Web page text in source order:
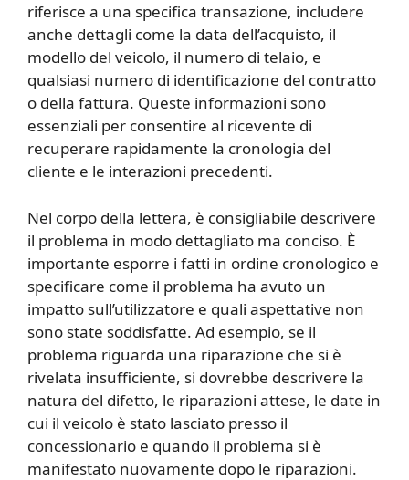
riferisce a una specifica transazione, includere
anche dettagli come la data dell’acquisto, il
modello del veicolo, il numero di telaio, e
qualsiasi numero di identificazione del contratto
o della fattura. Queste informazioni sono
essenziali per consentire al ricevente di
recuperare rapidamente la cronologia del
cliente e le interazioni precedenti.
Nel corpo della lettera, è consigliabile descrivere
il problema in modo dettagliato ma conciso. È
importante esporre i fatti in ordine cronologico e
specificare come il problema ha avuto un
impatto sull’utilizzatore e quali aspettative non
sono state soddisfatte. Ad esempio, se il
problema riguarda una riparazione che si è
rivelata insufficiente, si dovrebbe descrivere la
natura del difetto, le riparazioni attese, le date in
cui il veicolo è stato lasciato presso il
concessionario e quando il problema si è
manifestato nuovamente dopo le riparazioni.